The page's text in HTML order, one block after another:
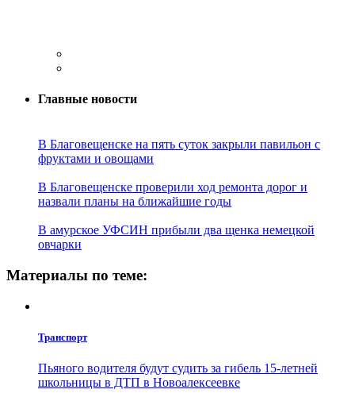
Главные новости
В Благовещенске на пять суток закрыли павильон с
фруктами и овощами
В Благовещенске проверили ход ремонта дорог и
назвали планы на ближайшие годы
В амурское УФСИН прибыли два щенка немецкой
овчарки
Материалы по теме:
Транспорт
Пьяного водителя будут судить за гибель 15-летней
школьницы в ДТП в Новоалексеевке